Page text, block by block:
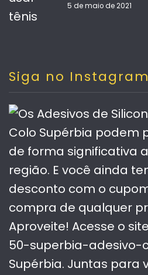
5 de maio de 2021
Siga no Instagram